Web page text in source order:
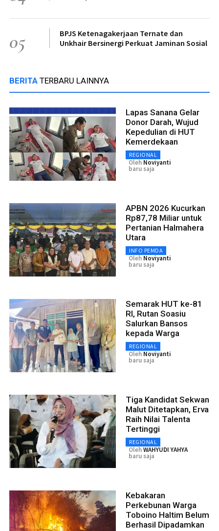
05
BPJS Ketenagakerjaan Ternate dan
Unkhair Bersinergi Perkuat Jaminan Sosial
BERITA TERBARU LAINNYA
Lapas Sanana Gelar
Donor Darah, Wujud
Kepedulian di HUT
Kemerdekaan
REGIONAL
Oleh Noviyanti
baru saja
APBN 2026 Kucurkan
Rp87,78 Miliar untuk
Pertanian Halmahera
Utara
INFO PEMDA
Oleh Noviyanti
baru saja
Semarak HUT ke-81
RI, Rutan Soasiu
Salurkan Bansos
kepada Warga
REGIONAL
Oleh Noviyanti
baru saja
Tiga Kandidat Sekwan
Malut Ditetapkan, Erva
Raih Nilai Talenta
Tertinggi
REGIONAL
OlehWAHYUDI YAHYA
baru saja
Kebakaran
Perkebunan Warga
Toboino Haltim Belum
Berhasil Dipadamkan